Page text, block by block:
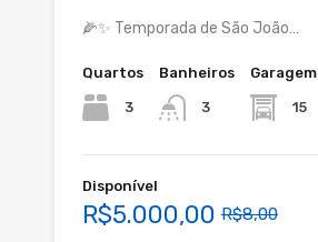
🌽✨ Temporada de São João…
Quartos
3
Banheiros
3
Garagem
15
Disponível
R$5.000,00 R$8,00